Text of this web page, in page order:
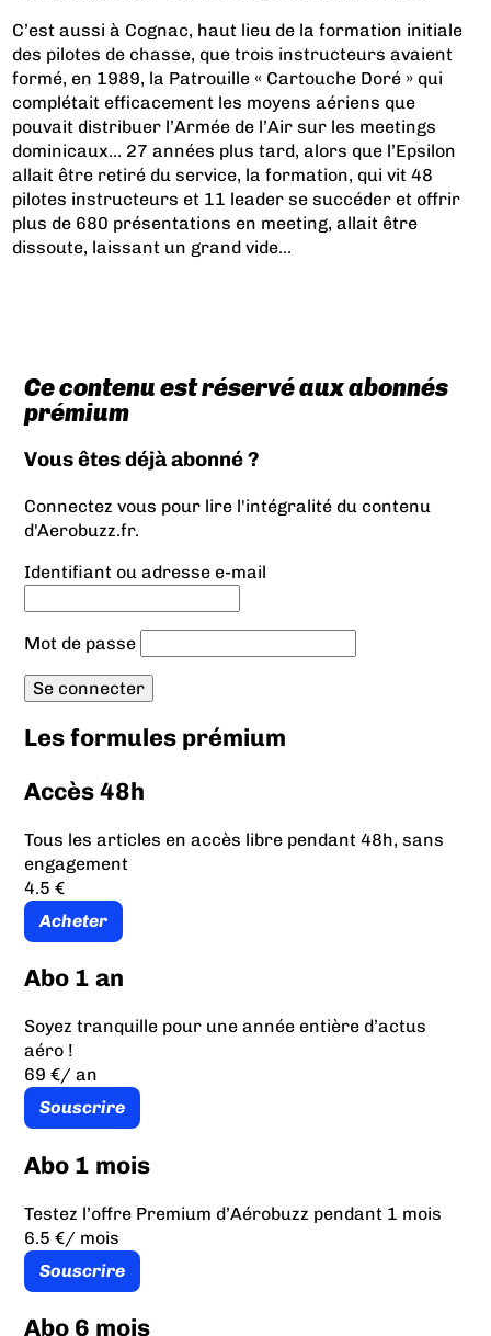
C’est aussi à Cognac, haut lieu de la formation initiale
des pilotes de chasse, que trois instructeurs avaient
formé, en 1989, la Patrouille « Cartouche Doré » qui
complétait efficacement les moyens aériens que
pouvait distribuer l’Armée de l’Air sur les meetings
dominicaux… 27 années plus tard, alors que l’Epsilon
allait être retiré du service, la formation, qui vit 48
pilotes instructeurs et 11 leader se succéder et offrir
plus de 680 présentations en meeting, allait être
dissoute, laissant un grand vide...
Ce contenu est réservé aux abonnés
prémium
Vous êtes déjà abonné ?
Connectez vous pour lire l'intégralité du contenu
d'Aerobuzz.fr.
Identifiant ou adresse e-mail
Mot de passe
Les formules prémium
Accès 48h
Tous les articles en accès libre pendant 48h, sans
engagement
4.5 €
Acheter
Abo 1 an
Soyez tranquille pour une année entière d’actus
aéro !
69 €/ an
Souscrire
Abo 1 mois
Testez l’offre Premium d’Aérobuzz pendant 1 mois
6.5 €/ mois
Souscrire
Abo 6 mois